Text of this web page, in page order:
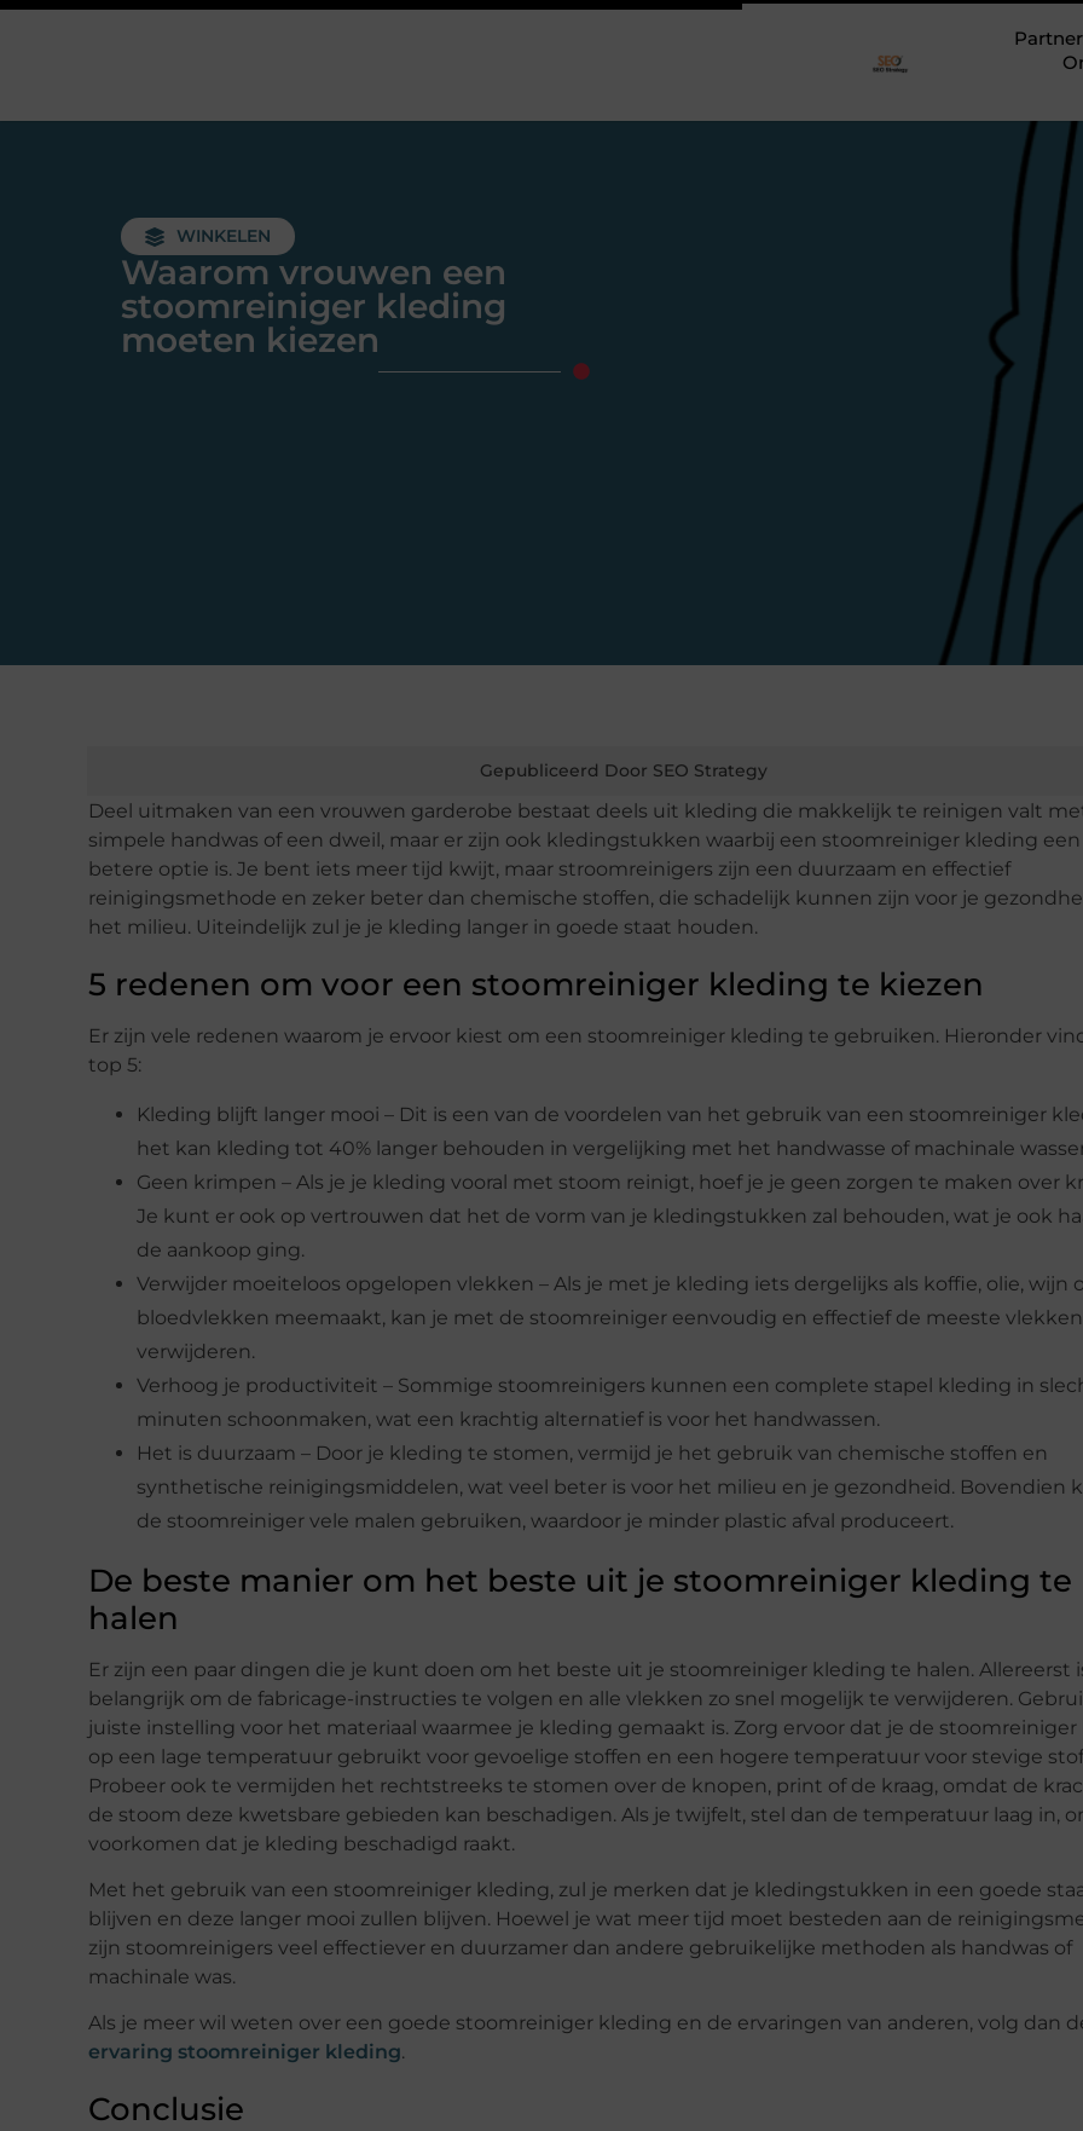
WINKELEN
Waarom vrouwen een
stoomreiniger kleding
moeten kiezen
Gepubliceerd Door SEO Strategy
Deel uitmaken van een vrouwen garderobe bestaat deels uit kleding die makkelijk te reinigen valt
simpele handwas of een dweil, maar er zijn ook kledingstukken waarbij een stoomreiniger kleding een
betere optie is. Je bent iets meer tijd kwijt, maar stroomreinigers zijn een duurzaam en effectief
reinigingsmethode en zeker beter dan chemische stoffen, die schadelijk kunnen zijn voor je
het milieu. Uiteindelijk zul je je kleding langer in goede staat houden.
5 redenen om voor een stoomreiniger kleding te kiezen
Er zijn vele redenen waarom je ervoor kiest om een stoomreiniger kleding te gebruiken. Hieronder
top 5:
Kleding blijft langer mooi – Dit is een van de voordelen van het gebruik van een stoomreiniger
het kan kleding tot 40% langer behouden in vergelijking met het handwasse of machinale
Geen krimpen – Als je je kleding vooral met stoom reinigt, hoef je je geen zorgen te maken over
Je kunt er ook op vertrouwen dat het de vorm van je kledingstukken zal behouden, wat je ook
de aankoop ging.
Verwijder moeiteloos opgelopen vlekken – Als je met je kleding iets dergelijks als koffie, olie, wijn
bloedvlekken meemaakt, kan je met de stoomreiniger eenvoudig en effectief de meeste vlekken
verwijderen.
Verhoog je productiviteit – Sommige stoomreinigers kunnen een complete stapel kleding in
minuten schoonmaken, wat een krachtig alternatief is voor het handwassen.
Het is duurzaam – Door je kleding te stomen, vermijd je het gebruik van chemische stoffen en
synthetische reinigingsmiddelen, wat veel beter is voor het milieu en je gezondheid. Bovendien
de stoomreiniger vele malen gebruiken, waardoor je minder plastic afval produceert.
De beste manier om het beste uit je stoomreiniger kleding te
halen
Er zijn een paar dingen die je kunt doen om het beste uit je stoomreiniger kleding te halen. Allereerst
belangrijk om de fabricage-instructies te volgen en alle vlekken zo snel mogelijk te verwijderen.
juiste instelling voor het materiaal waarmee je kleding gemaakt is. Zorg ervoor dat je de stoomreiniger
op een lage temperatuur gebruikt voor gevoelige stoffen en een hogere temperatuur voor stevige
Probeer ook te vermijden het rechtstreeks te stomen over de knopen, print of de kraag, omdat de
de stoom deze kwetsbare gebieden kan beschadigen. Als je twijfelt, stel dan de temperatuur laag in,
voorkomen dat je kleding beschadigd raakt.
Met het gebruik van een stoomreiniger kleding, zul je merken dat je kledingstukken in een goede
blijven en deze langer mooi zullen blijven. Hoewel je wat meer tijd moet besteden aan de
zijn stoomreinigers veel effectiever en duurzamer dan andere gebruikelijke methoden als handwas of
machinale was.
Als je meer wil weten over een goede stoomreiniger kleding en de ervaringen van anderen, volg dan
ervaring stoomreiniger kleding.
Conclusie